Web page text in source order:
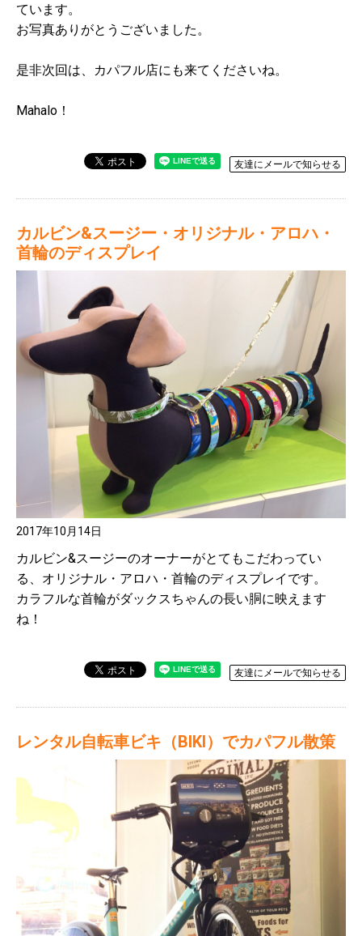
ています。
お写真ありがとうございました。
是非次回は、カパフル店にも来てくださいね。
Mahalo！
友達にメールで知らせる
カルビン&スージー・オリジナル・アロハ・
首輪のディスプレイ
2017年10月14日
カルビン&スージーのオーナーがとてもこだわってい
る、オリジナル・アロハ・首輪のディスプレイです。
カラフルな首輪がダックスちゃんの長い胴に映えます
ね！
友達にメールで知らせる
レンタル自転車ビキ（BIKI）でカパフル散策